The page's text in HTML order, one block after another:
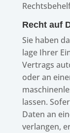
Recht auf
Sie haben
lage Ihrer
Vertrags
oder an
lassen.
Daten an
verlan­gen,